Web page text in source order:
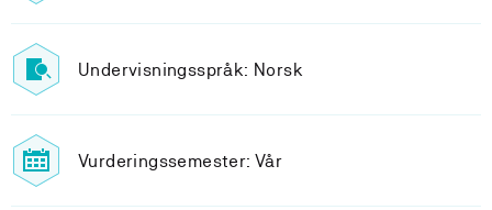
Undervisningsspråk: Norsk
Vurderingssemester: Vår